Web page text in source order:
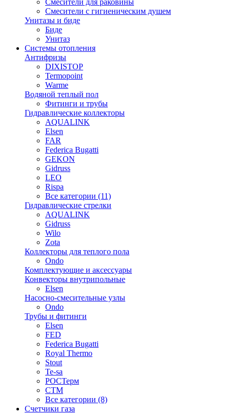
Смесители для раковины
Смесители с гигиеническим душем
Унитазы и биде
Биде
Унитаз
Системы отопления
Антифризы
DIXISTOP
Termopoint
Warme
Водяной теплый пол
Фитинги и трубы
Гидравлические коллекторы
AQUALINK
Elsen
FAR
Federica Bugatti
GEKON
Gidruss
LEO
Rispa
Все категории (11)
Гидравлические стрелки
AQUALINK
Gidruss
Wilo
Zota
Коллекторы для теплого пола
Ondo
Комплектующие и аксессуары
Конвекторы внутрипольные
Elsen
Насосно-смесительные узлы
Ondo
Трубы и фитинги
Elsen
FED
Federica Bugatti
Royal Thermo
Stout
Te-sa
РОСТерм
СТМ
Все категории (8)
Счетчики газа